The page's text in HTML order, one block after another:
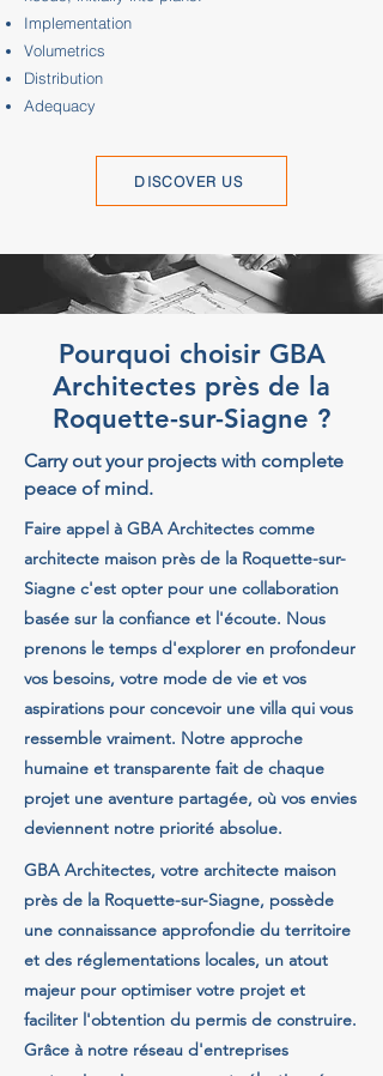
Implementation
Volumetrics
Distribution
Adequacy
DISCOVER US
Pourquoi choisir GBA
Architectes près de la
Roquette-sur-Siagne ?
Carry out your projects with complete
peace of mind.
Faire appel à GBA Architectes comme
architecte maison près de la Roquette-sur-
Siagne c'est opter pour une collaboration
basée sur la confiance et l'écoute. Nous
prenons le temps d'explorer en profondeur
vos besoins, votre mode de vie et vos
aspirations pour concevoir une villa qui vous
ressemble vraiment. Notre approche
humaine et transparente fait de chaque
projet une aventure partagée, où vos envies
deviennent notre priorité absolue.
GBA Architectes, votre architecte maison
près de la Roquette-sur-Siagne, possède
une connaissance approfondie du territoire
et des réglementations locales, un atout
majeur pour optimiser votre projet et
faciliter l'obtention du permis de construire.
Grâce à notre réseau d'entreprises